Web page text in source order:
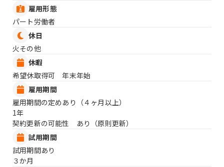
雇用形態
パート労働者
休日
火その他
休暇
希望休取得可 年末年始
雇用期間
雇用期間の定めあり（４ヶ月以上）
1年
契約更新の可能性 あり（原則更新）
試用期間
試用期間あり
３か月